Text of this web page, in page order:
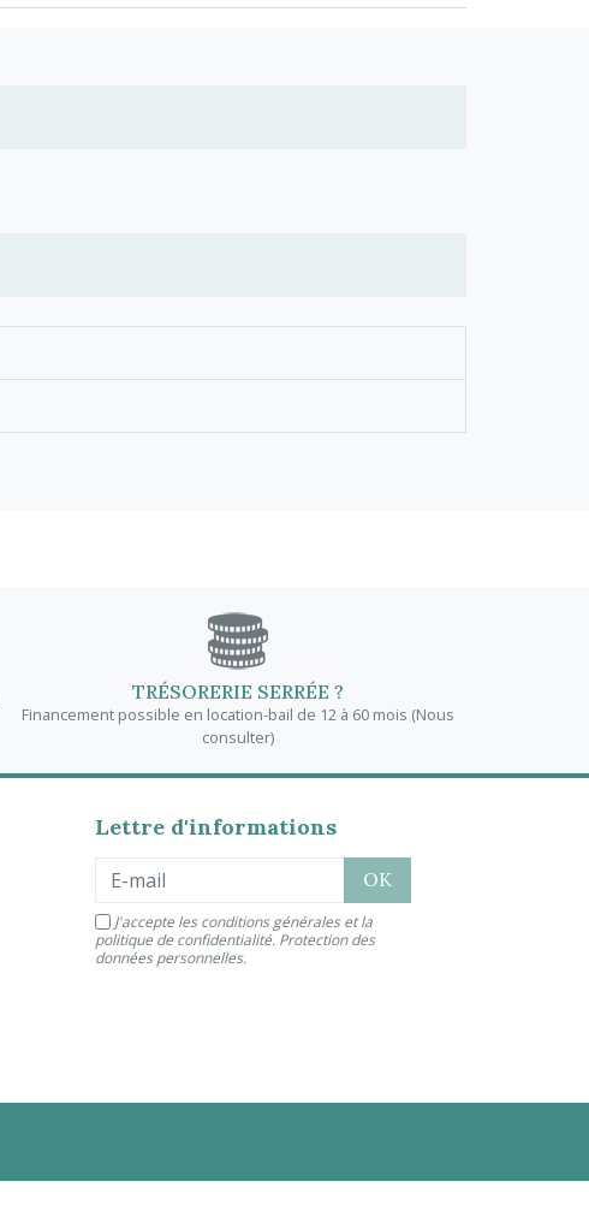
TRÉSORERIE SERRÉE ?
Financement possible en location-bail de 12 à 60 mois (Nous
consulter)
Lettre d'informations
J'accepte les conditions générales et la
politique de confidentialité. Protection des
données personnelles.